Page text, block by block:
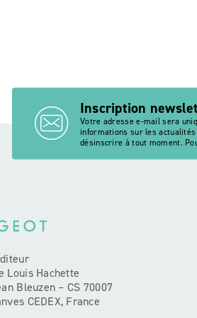
Inscription
Votre adresse e-mail sera
informations sur les actualités
désinscrire à tout moment.
Louis Hachette
Bleuzen – CS 70007
CEDEX, France